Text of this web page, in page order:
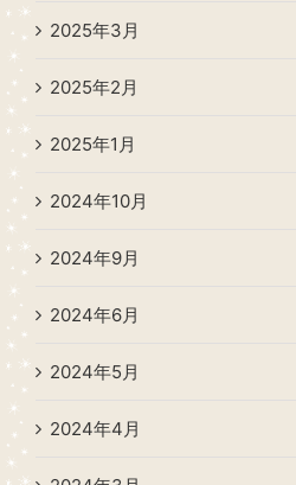
2025年3月
2025年2月
2025年1月
2024年10月
2024年9月
2024年6月
2024年5月
2024年4月